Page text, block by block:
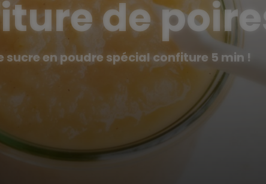
de
sucre en poudre spécial confiture 5 min !